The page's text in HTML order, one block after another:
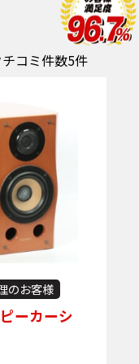
コミ件数5件
のお客様
ーカーシ